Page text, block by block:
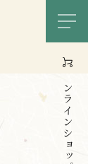
メ
オンライン
ショップ